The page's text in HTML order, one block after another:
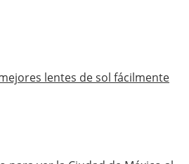
lentes de sol fácilmente